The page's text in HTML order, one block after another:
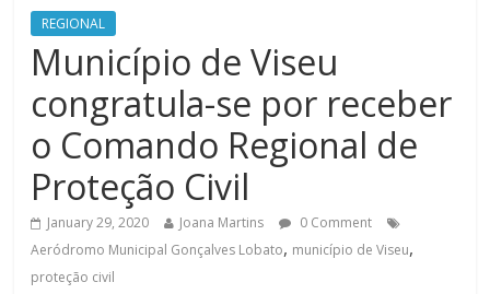
REGIONAL
Município de Viseu
congratula-se por receber
o Comando Regional de
Proteção Civil
January 29, 2020 Joana Martins
0 Comment
Aeródromo Municipal Gonçalves Lobato, município de Viseu,
proteção civil